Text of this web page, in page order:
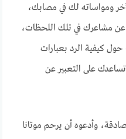
ومواساته لك في مصابك،
عن مشاعرك في تلك اللحظات،
كيفية الرد بعبارات
على التعبير عن
وأدعوه أن يرحم موتانا